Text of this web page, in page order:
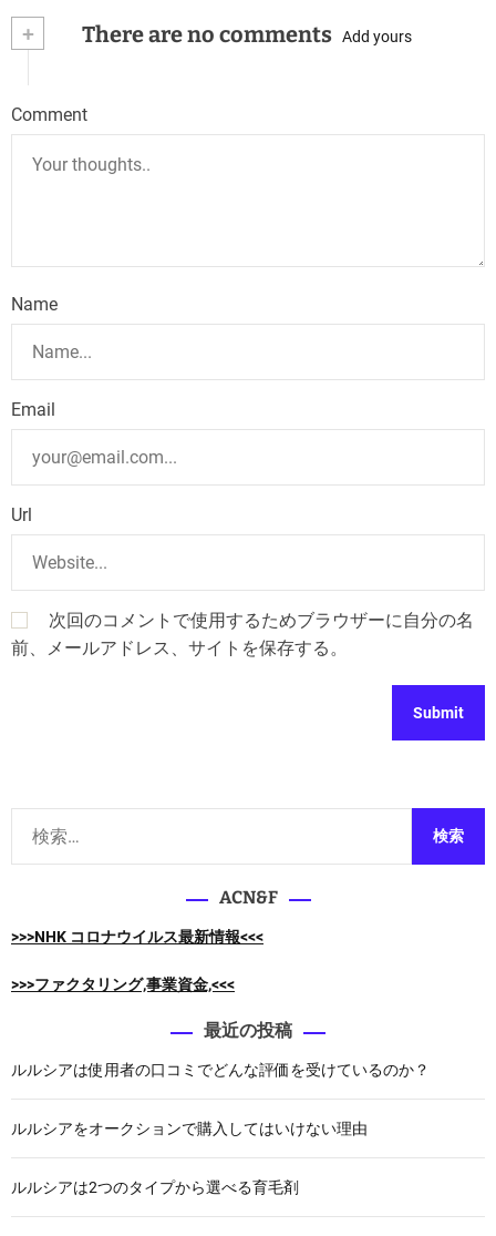
+ There are no comments Add yours
Comment
Name
Email
Url
次回のコメントで使用するためブラウザーに自分の名
前、メールアドレス、サイトを保存する。
ACN&F
>>>NHK コロナウイルス最新情報<<<
>>>ファクタリング,事業資金,<<<
最近の投稿
ルルシアは使用者の口コミでどんな評価を受けているのか？
ルルシアをオークションで購入してはいけない理由
ルルシアは2つのタイプから選べる育毛剤